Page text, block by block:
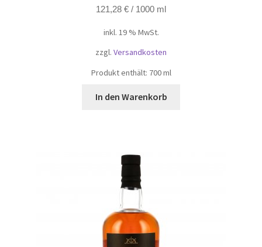
121,28 € / 1000 ml
inkl. 19 % MwSt.
zzgl. Versandkosten
Produkt enthält: 700ml
In den Warenkorb